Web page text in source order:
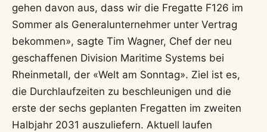
gehen davon aus, dass wir die Fregatte F126 im
Sommer als Generalunternehmer unter Vertrag
bekommen», sagte Tim Wagner, Chef der neu
geschaffenen Division Maritime Systems bei
Rheinmetall, der «Welt am Sonntag». Ziel ist es,
die Durchlaufzeiten zu beschleunigen und die
erste der sechs geplanten Fregatten im zweiten
Halbjahr 2031 auszuliefern. Aktuell laufen